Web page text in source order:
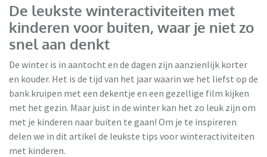
De leukste winteractiviteiten met
kinderen voor buiten, waar je niet zo
snel aan denkt
De winter is in aantocht en de dagen zijn aanzienlijk korter
en kouder. Het is de tijd van het jaar waarin we het liefst op de
bank kruipen met een dekentje en een gezellige film kijken
met het gezin. Maar juist in de winter kan het zo leuk zijn om
met je kinderen naar buiten te gaan! Om je te inspireren
delen we in dit artikel de leukste tips voor winteractiviteiten
met kinderen.